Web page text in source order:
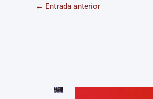
← Entrada anterior